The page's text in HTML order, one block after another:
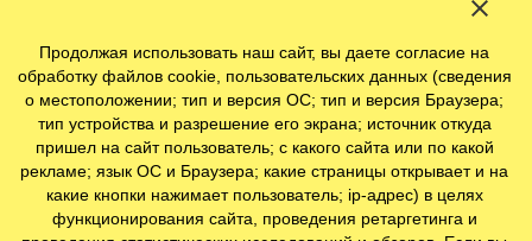
Нашли опечатку? Выделите фрагмент и нажмите Ctrl+Enter
© 2009-2026 ООО "Ефинланд.ру". ОГРН 1197847110438.
Юр. адрес: 196084, г. Санкт-Петербург, ул. Цветочная, д. 16,
литер П, помещение 23
Продолжая использовать наш сайт, вы даете согласие на
обработку файлов cookie, пользовательских данных (сведения
о местоположении; тип и версия ОС; тип и версия Браузера;
тип устройства и разрешение его экрана; источник откуда
пришел на сайт пользователь; с какого сайта или по какой
рекламе; язык ОС и Браузера; какие страницы открывает и на
какие кнопки нажимает пользователь; ip-адрес) в целях
функционирования сайта, проведения ретаргетинга и